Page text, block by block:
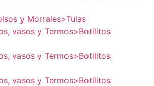
y Morrales>Tulas
vasos y Termos>Botilitos
vasos y Termos>Botilitos
vasos y Termos>Botilitos